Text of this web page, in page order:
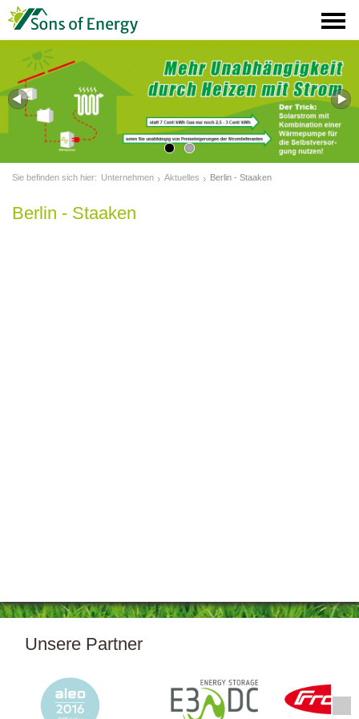
Sie befinden sich hier: Unternehmen Aktuelles Berlin - Staaken
Berlin - Staaken
Unsere Partner